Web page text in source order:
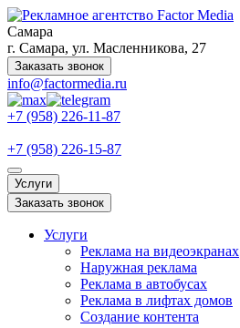
Самара
г. Самара, ул. Масленникова, 27
Заказать звонок
info@factormedia.ru
+7 (958) 226-11-87
+7 (958) 226-15-87
Услуги
Заказать звонок
Услуги
Реклама на видеоэкранах
Наружная реклама
Реклама в автобусах
Реклама в лифтах домов
Создание контента